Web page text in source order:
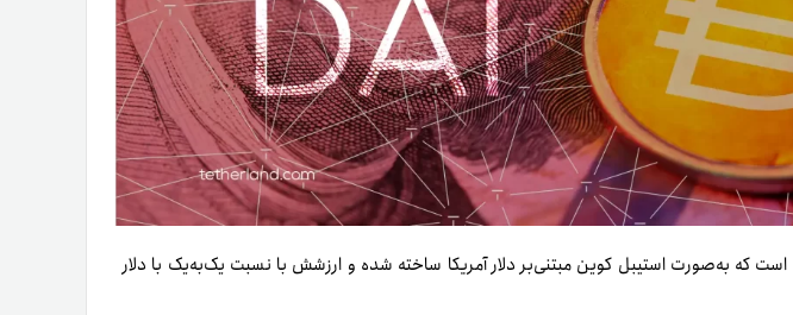
است که به‌صورت استیبل کوین مبتنی‌بر دلار آمریکا ساخته شده و ارزشش با نسبت یک‌به‌یک با دلار